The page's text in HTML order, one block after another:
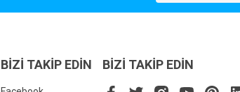
BİZİ TAKİP EDİN BİZİ TAKİP EDİN